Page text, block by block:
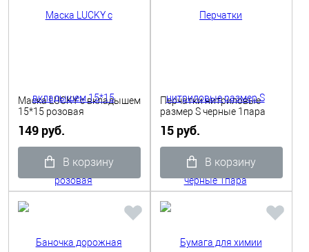
Маска LUCKY с вкладышем
15*15 розовая
149 руб.
В корзину
Перчатки нитриловые
размер S черные 1пара
15 руб.
В корзину